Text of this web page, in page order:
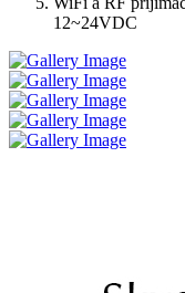
12~24VDC